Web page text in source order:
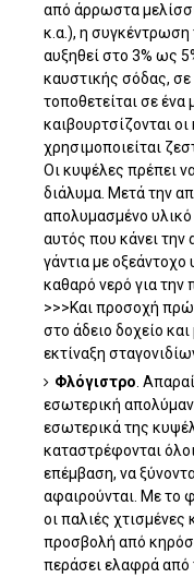
από άρρωστα
κ.α.), η συγκέντρωση
αυξηθεί στο 3% ως
καυστικής σόδας, σε
τοποθετείται σε ένα
καιβουρτσίζονται
χρησιμοποιείται
Οι κυψέλες πρέπει
διάλυμα. Μετά την
απολυμασμένο
αυτός που κάνει την
γάντια με οξεάντοχο
καθαρό νερό για
>>>Και προσοχή
στο άδειο δοχείο
εκτίναξη
Φλόγιστρο.
εσωτερική
εσωτερικά της
καταστρέφονται
επέμβαση, να
αφαιρούνται. Με το
οι παλιές
προσβολή από
περάσει ελαφρά από